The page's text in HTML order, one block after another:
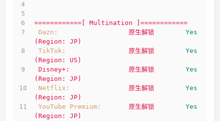
============[ Multination
]============
Dazn:
原生解锁
Yes
(Region:
JP)
TikTok:
原生解锁
Yes
(Region:
US)
Disney+:
原生解锁
Yes
(Region:
JP)
Netflix:
原生解锁
Yes
(Region:
JP)
YouTube Premium:
原生解锁
Yes
(Region:
JP)